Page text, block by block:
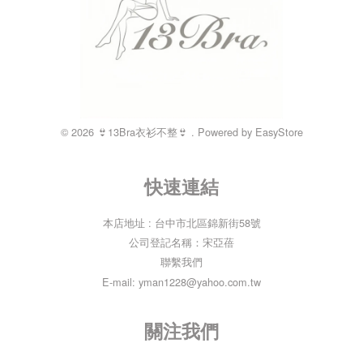
© 2026 👙13Bra衣衫不整👙 . Powered by EasyStore
快速連結
本店地址 : 台中市北區錦新街58號
公司登記名稱：宋亞蓓
聯繫我們
E-mail: yman1228@yahoo.com.tw
關注我們